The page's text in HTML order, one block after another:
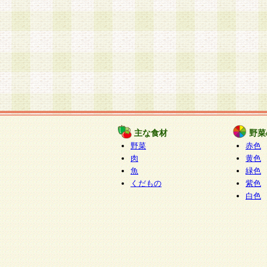
主な食材
野菜
肉
魚
くだもの
野
赤色
黄色
緑色
紫色
白色